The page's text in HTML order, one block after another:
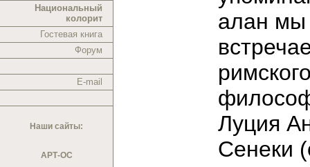
Национальный
колорит
Гостевая книга
Форум
E-mail
Наши сайты:
АРТ-ОС
алан мы
Луция
Сенеки